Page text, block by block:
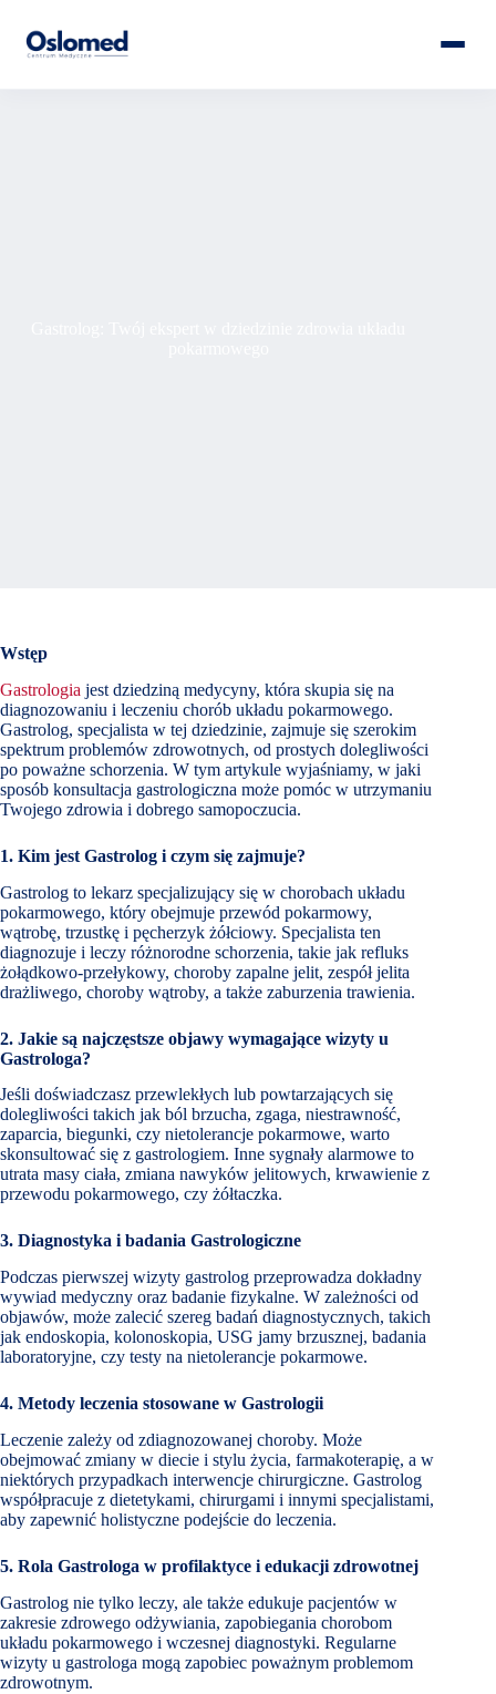
Wstęp
Gastrologia jest dziedziną medycyny, która skupia się na
diagnozowaniu i leczeniu chorób układu pokarmowego.
Gastrolog, specjalista w tej dziedzinie, zajmuje się szerokim
spektrum problemów zdrowotnych, od prostych dolegliwości
po poważne schorzenia. W tym artykule wyjaśniamy, w jaki
sposób konsultacja gastrologiczna może pomóc w utrzymaniu
Twojego zdrowia i dobrego samopoczucia.
1. Kim jest Gastrolog i czym się zajmuje?
Gastrolog to lekarz specjalizujący się w chorobach układu
pokarmowego, który obejmuje przewód pokarmowy,
wątrobę, trzustkę i pęcherzyk żółciowy. Specjalista ten
diagnozuje i leczy różnorodne schorzenia, takie jak refluks
żołądkowo-przełykowy, choroby zapalne jelit, zespół jelita
drażliwego, choroby wątroby, a także zaburzenia trawienia.
2. Jakie są najczęstsze objawy wymagające wizyty u
Gastrologa?
Jeśli doświadczasz przewlekłych lub powtarzających się
dolegliwości takich jak ból brzucha, zgaga, niestrawność,
zaparcia, biegunki, czy nietolerancje pokarmowe, warto
skonsultować się z gastrologiem. Inne sygnały alarmowe to
utrata masy ciała, zmiana nawyków jelitowych, krwawienie z
przewodu pokarmowego, czy żółtaczka.
3. Diagnostyka i badania Gastrologiczne
Podczas pierwszej wizyty gastrolog przeprowadza dokładny
wywiad medyczny oraz badanie fizykalne. W zależności od
objawów, może zalecić szereg badań diagnostycznych, takich
jak endoskopia, kolonoskopia, USG jamy brzusznej, badania
laboratoryjne, czy testy na nietolerancje pokarmowe.
4. Metody leczenia stosowane w Gastrologii
Leczenie zależy od zdiagnozowanej choroby. Może
obejmować zmiany w diecie i stylu życia, farmakoterapię, a w
niektórych przypadkach interwencje chirurgiczne. Gastrolog
współpracuje z dietetykami, chirurgami i innymi specjalistami,
aby zapewnić holistyczne podejście do leczenia.
5. Rola Gastrologa w profilaktyce i edukacji zdrowotnej
Gastrolog nie tylko leczy, ale także edukuje pacjentów w
zakresie zdrowego odżywiania, zapobiegania chorobom
układu pokarmowego i wczesnej diagnostyki. Regularne
wizyty u gastrologa mogą zapobiec poważnym problemom
zdrowotnym.